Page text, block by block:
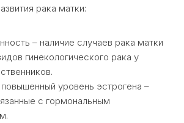
рака матки:
– наличие случаев рака матки
гинекологического рака у
уровень эстрогена –
с гормональным